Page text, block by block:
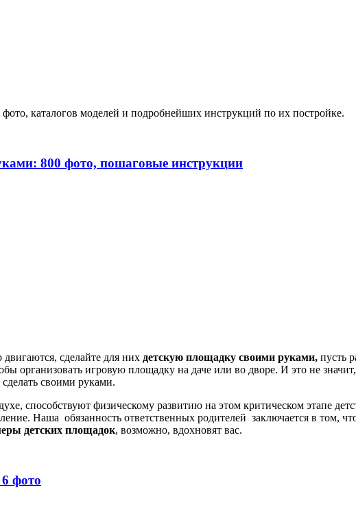
каталогов моделей и подробнейших инструкций по их постройке.
800 фото, пошаговые инструкции
сделайте для них детскую площадку своими руками, пусть
организовать игровую площадку на даче или во дворе. И это не
своими руками.
способствуют физическому развитию на этом критическом этапе
Наша обязанность ответственных родителей заключается в том,
детских площадок, возможно, вдохновят вас.
фото